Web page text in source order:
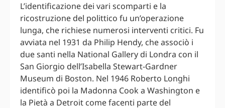
L’identificazione dei vari scomparti e la
ricostruzione del polittico fu un’operazione
lunga, che richiese numerosi interventi critici. Fu
avviata nel 1931 da Philip Hendy, che associò i
due santi nella National Gallery di Londra con il
San Giorgio dell’Isabella Stewart-Gardner
Museum di Boston. Nel 1946 Roberto Longhi
identificò poi la Madonna Cook a Washington e
la Pietà a Detroit come facenti parte del